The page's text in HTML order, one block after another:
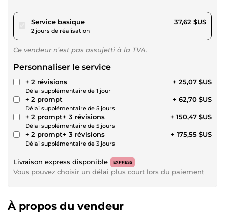
Service basiquepour 34,67 $US
2 jours de réalisation
37,62 $US
Ce vendeur n’est pas assujetti à la TVA.
Personnaliser le service
+ 2 révisions
Délai supplémentaire de 1 jour
+ 25,07 $US
+ 2 prompt
Délai supplémentaire de 5 jours
+ 62,70 $US
+ 2 prompt+ 3 révisions
Délai supplémentaire de 5 jours
+ 150,47 $US
+ 2 prompt+ 3 révisions
Délai supplémentaire de 3 jours
+ 175,55 $US
Livraison express disponible EXPRESS
Vous pouvez choisir un délai plus court lors du paiement
À propos du vendeur